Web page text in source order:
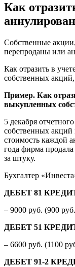
Как
Собственные
перепроданы или
Как отразить в
собственных
Пример. Как
выкупленных
5 декабря
собственных
стоимость каждой
года фирма
за штуку.
Бухгалтер
ДЕБЕТ 81
– 9000 руб. (900
ДЕБЕТ 51
– 6600 руб. (1100
ДЕБЕТ 91-2